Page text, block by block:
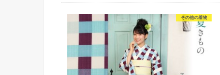
その他の着物